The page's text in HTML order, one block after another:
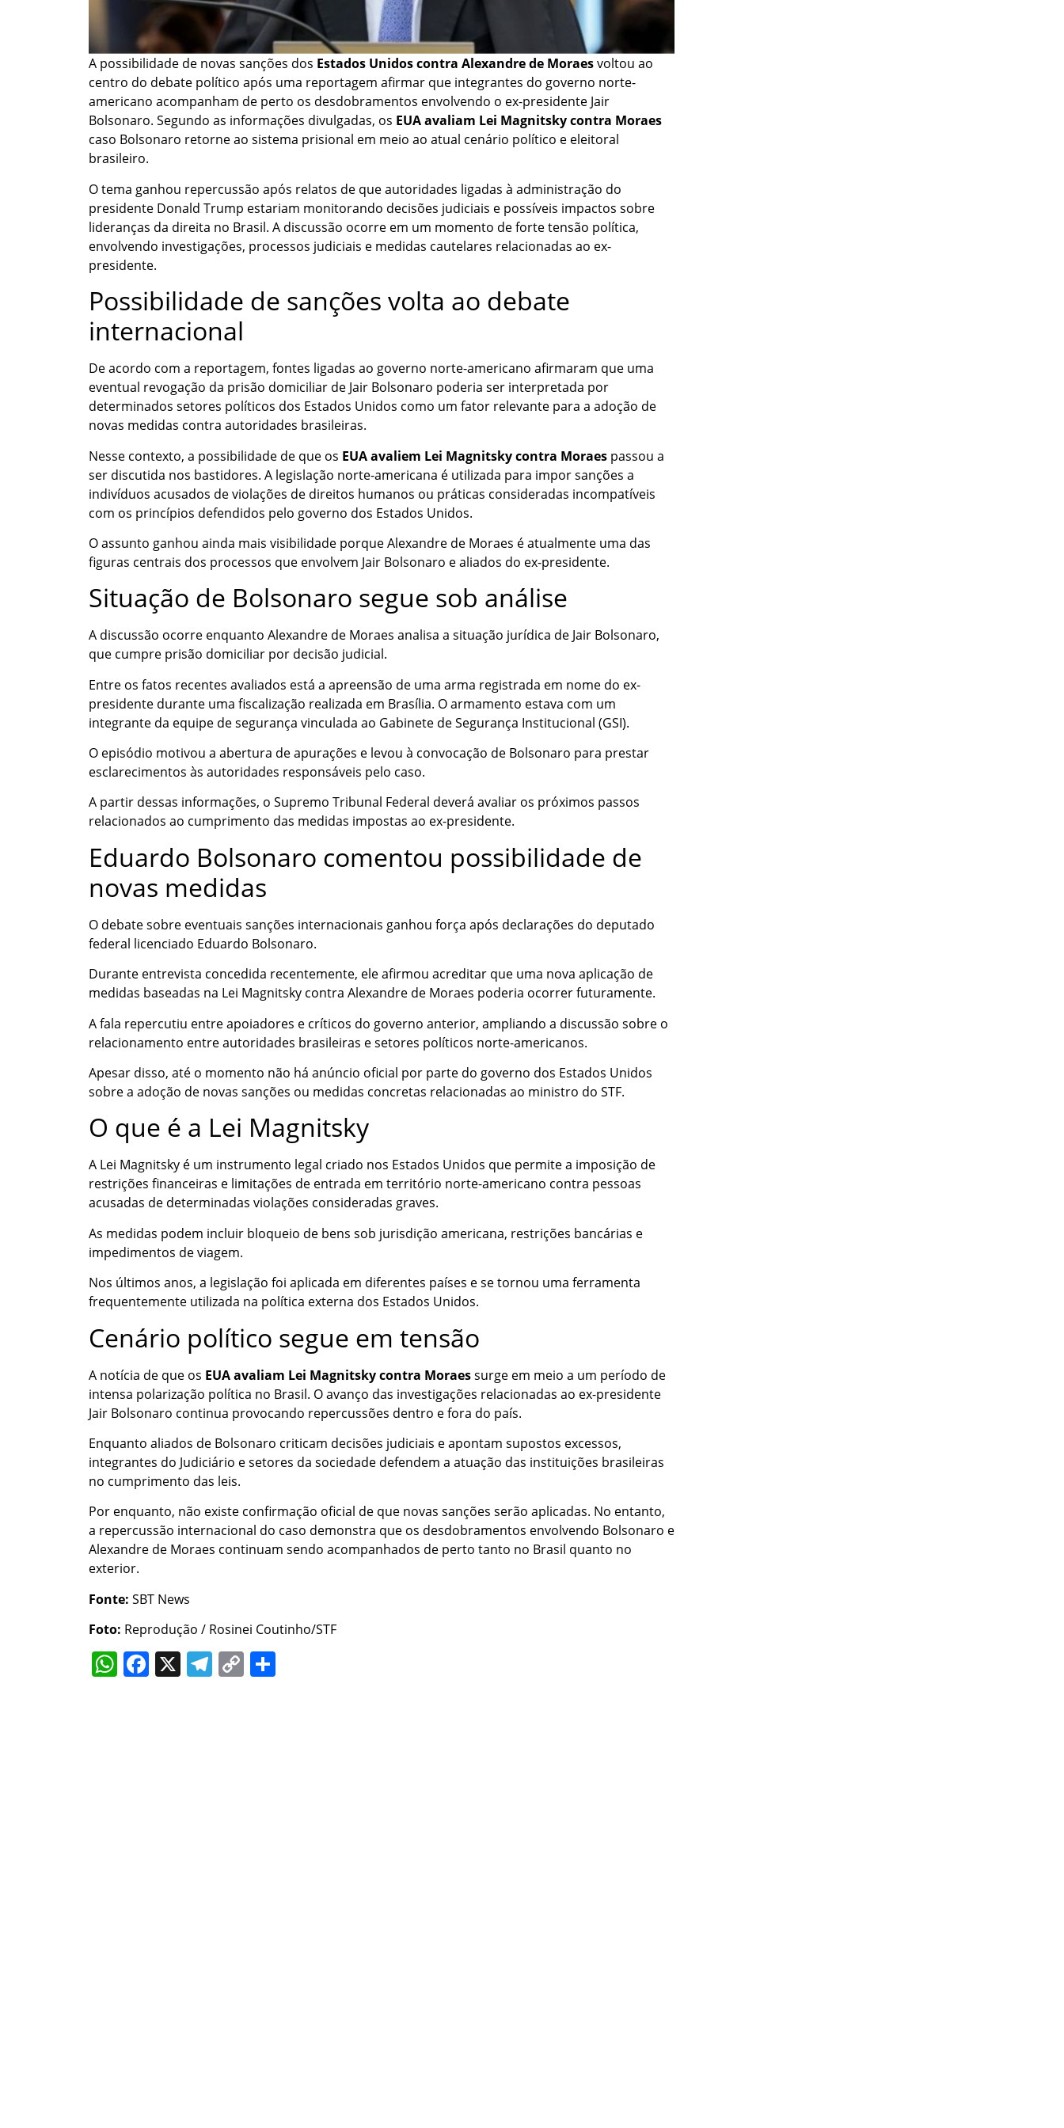
A possibilidade de novas sanções dos Estados Unidos contra Alexandre de Moraesvoltou ao
centro do debate político após uma reportagem afirmar que integrantes do governo norte-
americano acompanham de perto os desdobramentos envolvendo o ex-presidente Jair
Bolsonaro. Segundo as informações divulgadas, os EUA avaliam Lei Magnitsky contra Moraes
caso Bolsonaro retorne ao sistema prisional em meio ao atual cenário político e eleitoral
brasileiro.
O tema ganhou repercussão após relatos de que autoridades ligadas à administração do
presidente Donald Trump estariam monitorando decisões judiciais e possíveis impactos sobre
lideranças da direita no Brasil. A discussão ocorre em um momento de forte tensão política,
envolvendo investigações, processos judiciais e medidas cautelares relacionadas ao ex-
presidente.
Possibilidade de sanções volta ao debate
internacional
De acordo com a reportagem, fontes ligadas ao governo norte-americano afirmaram que uma
eventual revogação da prisão domiciliar de Jair Bolsonaro poderia ser interpretada por
determinados setores políticos dos Estados Unidos como um fator relevante para a adoção de
novas medidas contra autoridades brasileiras.
Nesse contexto, a possibilidade de que os EUA avaliem Lei Magnitsky contra Moraes passou a
ser discutida nos bastidores. A legislação norte-americana é utilizada para impor sanções a
indivíduos acusados de violações de direitos humanos ou práticas consideradas incompatíveis
com os princípios defendidos pelo governo dos Estados Unidos.
O assunto ganhou ainda mais visibilidade porque Alexandre de Moraes é atualmente uma das
figuras centrais dos processos que envolvem Jair Bolsonaro e aliados do ex-presidente.
Situação de Bolsonaro segue sob análise
A discussão ocorre enquanto Alexandre de Moraes analisa a situação jurídica de Jair Bolsonaro,
que cumpre prisão domiciliar por decisão judicial.
Entre os fatos recentes avaliados está a apreensão de uma arma registrada em nome do ex-
presidente durante uma fiscalização realizada em Brasília. O armamento estava com um
integrante da equipe de segurança vinculada ao Gabinete de Segurança Institucional (GSI).
O episódio motivou a abertura de apurações e levou à convocação de Bolsonaro para prestar
esclarecimentos às autoridades responsáveis pelo caso.
A partir dessas informações, o Supremo Tribunal Federal deverá avaliar os próximos passos
relacionados ao cumprimento das medidas impostas ao ex-presidente.
Eduardo Bolsonaro comentou possibilidade de
novas medidas
O debate sobre eventuais sanções internacionais ganhou força após declarações do deputado
federal licenciado Eduardo Bolsonaro.
Durante entrevista concedida recentemente, ele afirmou acreditar que uma nova aplicação de
medidas baseadas na Lei Magnitsky contra Alexandre de Moraes poderia ocorrer futuramente.
A fala repercutiu entre apoiadores e críticos do governo anterior, ampliando a discussão sobre o
relacionamento entre autoridades brasileiras e setores políticos norte-americanos.
Apesar disso, até o momento não há anúncio oficial por parte do governo dos Estados Unidos
sobre a adoção de novas sanções ou medidas concretas relacionadas ao ministro do STF.
O que é a Lei Magnitsky
A Lei Magnitsky é um instrumento legal criado nos Estados Unidos que permite a imposição de
restrições financeiras e limitações de entrada em território norte-americano contra pessoas
acusadas de determinadas violações consideradas graves.
As medidas podem incluir bloqueio de bens sob jurisdição americana, restrições bancárias e
impedimentos de viagem.
Nos últimos anos, a legislação foi aplicada em diferentes países e se tornou uma ferramenta
frequentemente utilizada na política externa dos Estados Unidos.
Cenário político segue em tensão
A notícia de que os EUA avaliam Lei Magnitsky contra Moraessurge em meio a um período de
intensa polarização política no Brasil. O avanço das investigações relacionadas ao ex-presidente
Jair Bolsonaro continua provocando repercussões dentro e fora do país.
Enquanto aliados de Bolsonaro criticam decisões judiciais e apontam supostos excessos,
integrantes do Judiciário e setores da sociedade defendem a atuação das instituições brasileiras
no cumprimento das leis.
Por enquanto, não existe confirmação oficial de que novas sanções serão aplicadas. No entanto,
a repercussão internacional do caso demonstra que os desdobramentos envolvendo Bolsonaro e
Alexandre de Moraes continuam sendo acompanhados de perto tanto no Brasil quanto no
exterior.
Fonte: SBT News
Foto: Reprodução / Rosinei Coutinho/STF
WhatsApp
Facebook
X Telegram
Copy